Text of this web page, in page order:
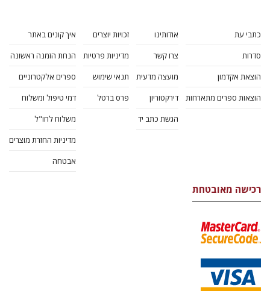
כתבי עת
סדרות
הוצאת אקדמון
הוצאות ספרים מתארחות
אודותינו
צרו קשר
מועצה מדעית
דירקטוריון
הגשת כתב יד
זכויות יוצרים
מדיניות פרטיות
תנאי שימוש
פרס ברטל
איך קונים באתר
הנחת הזמנה ראשונה
ספרים אלקטרוניים
דמי טיפול ומשלוח
משלוח לחו"ל
מדיניות החזרת מוצרים
אבטחה
רכישה מאובטחת